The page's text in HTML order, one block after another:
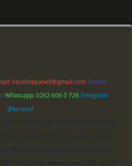
backlinkpaneli@gmail.comTeams:
Whatsapp: 0262 606 0 726Telegram:
@karabul